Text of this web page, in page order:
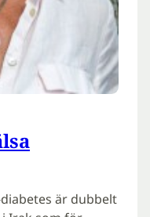
är dubbelt